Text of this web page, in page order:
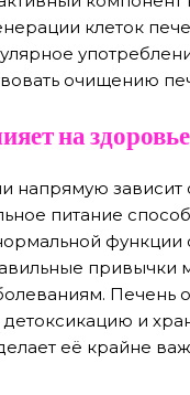
клеток
очищению
на
напрямую зависит
питание
функции
привычки
Печень
и
её крайне